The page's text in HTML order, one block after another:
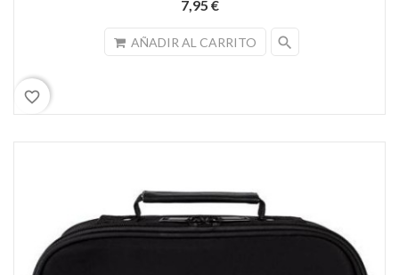
7,95 €
AÑADIR AL CARRITO search
favorite_border